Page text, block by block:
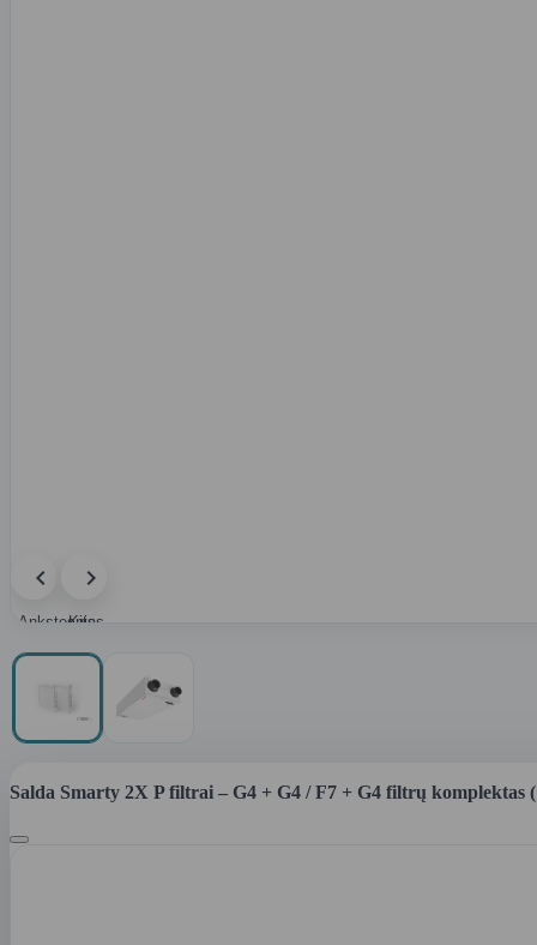
Ankstesnis
Kitas
Salda Smarty 2X P filtrai – G4 + G4 / F7 + G4 filtrų komplektas